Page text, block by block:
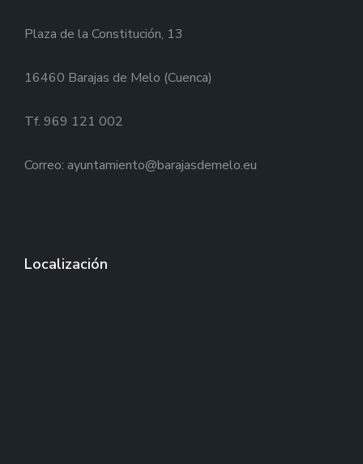
Plaza de la Constitución, 13
16460 Barajas de Melo (Cuenca)
Tf. 969 121 002
Correo: ayuntamiento@barajasdemelo.eu
Localización